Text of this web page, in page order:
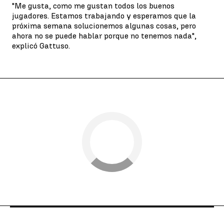
"Me gusta, como me gustan todos los buenos
jugadores. Estamos trabajando y esperamos que la
próxima semana solucionemos algunas cosas, pero
ahora no se puede hablar porque no tenemos nada",
explicó Gattuso.